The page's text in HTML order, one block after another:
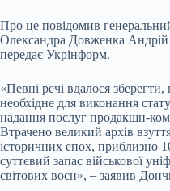
Про це повідомив генеральний
Олександра Довженка Андрій
передає Укрінформ.
«Певні речі вдалося
необхідне для виконання
надання послуг продакшн-
Втрачено великий архів
історичних епох, приблизно
суттєвий запас військової
світових воєн», – заявив